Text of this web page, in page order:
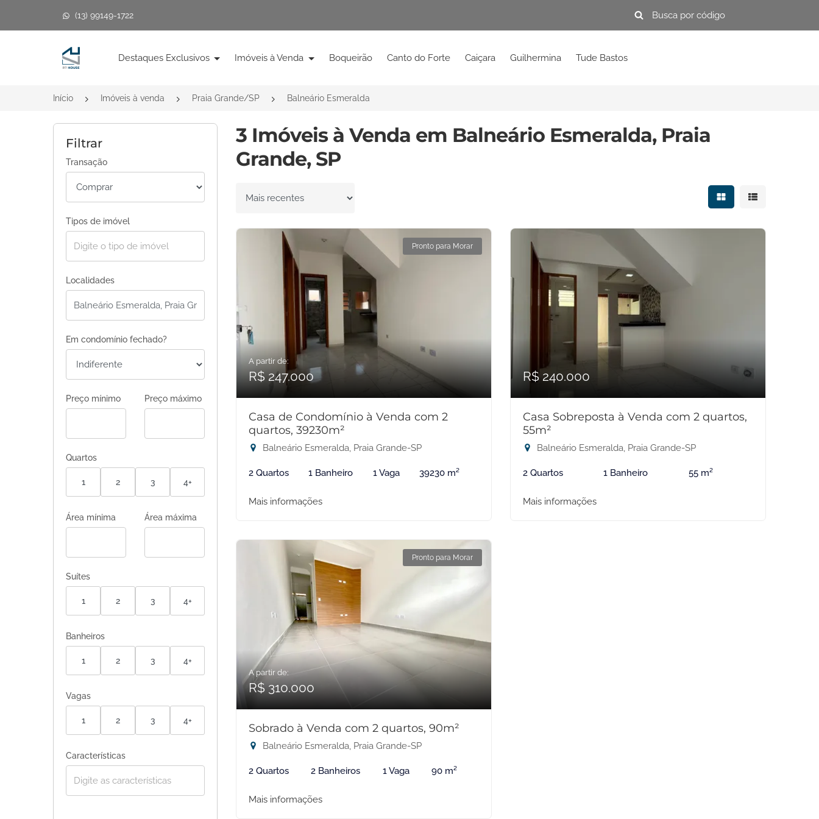
(13) 99149-1722
Página inicial
Destaques Exclusivos Imóveis à Venda Boqueirão Canto do Forte Caiçara Guilhermina Tude Bastos
Início Imóveis à venda Praia Grande/SP Balneário Esmeralda
Filtrar
Transação
Tipos de imóvel
Localidades
Em condomínio fechado?
Preço mínimo Preço máximo
Quartos
1 2 3 4+
Área mínima Área máxima
Suítes
1 2 3 4+
Banheiros
1 2 3 4+
Vagas
1 2 3 4+
Características
3 Imóveis à Venda em Balneário Esmeralda, Praia
Grande, SP
Ordenar por Mostrar resultados
Mostrar
Pronto para Morar
A partir de:
R$ 247.000
Casa de Condomínio à Venda com 2
quartos, 39230m²
Balneário Esmeralda, Praia Grande-SP
2 Quartos 1 Banheiro 1 Vaga 39230 m²
Mais informações
R$ 240.000
Casa Sobreposta à Venda com 2 quartos,
55m²
Balneário Esmeralda, Praia Grande-SP
2 Quartos 1 Banheiro 55 m²
Mais informações
Pronto para Morar
A partir de:
R$ 310.000
Sobrado à Venda com 2 quartos, 90m²
Balneário Esmeralda, Praia Grande-SP
2 Quartos 2 Banheiros 1 Vaga 90 m²
Mais informações